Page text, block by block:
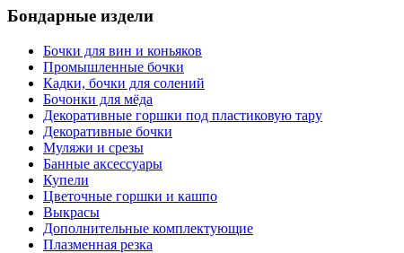
Бондарные издели
Бочки для вин и коньяков
Промышленные бочки
Кадки, бочки для солений
Бочонки для мёда
Декоративные горшки под пластиковую тару
Декоративные бочки
Муляжи и срезы
Банные аксессуары
Купели
Цветочные горшки и кашпо
Выкрасы
Дополнительные комплектующие
Плазменная резка